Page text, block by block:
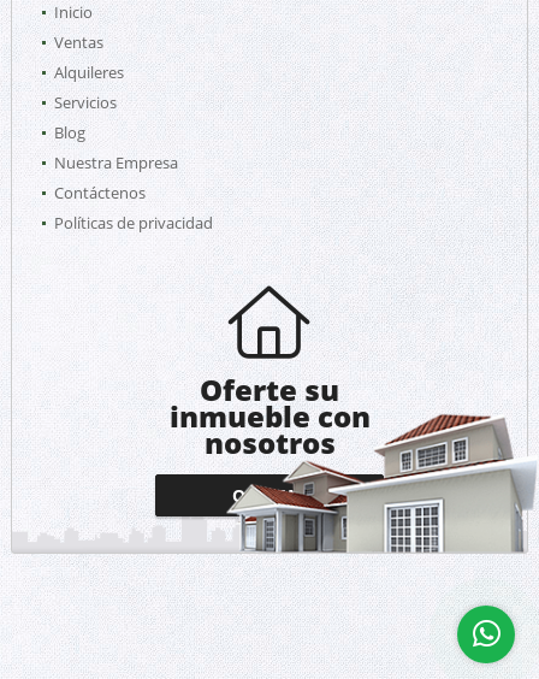
Inicio
Ventas
Alquileres
Servicios
Blog
Nuestra Empresa
Contáctenos
Políticas de privacidad
Oferte su
inmueble con
nosotros
OFERTAR